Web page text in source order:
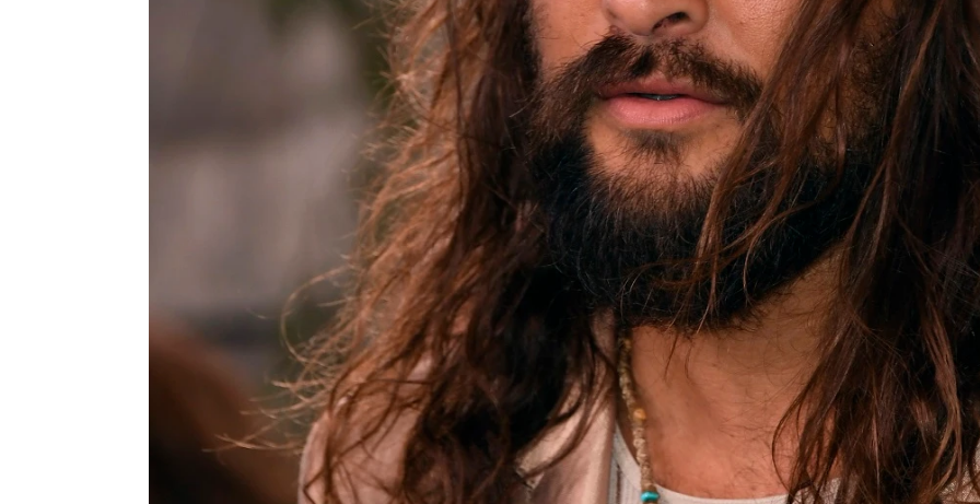
Madrid
19 de julio de 2021, 09:38
WhatsappFacebook
X
Más información
Primer tráiler de
'Sweet Girl', el
frenético thriller de
Los últimos años han sido de los más exitosos para
la franquicia
DCen el cine. 'Aquaman',
protagonizada porJason Momoa
, fue uno de esos
bombazos de taquilla y ahora ha comenzado la